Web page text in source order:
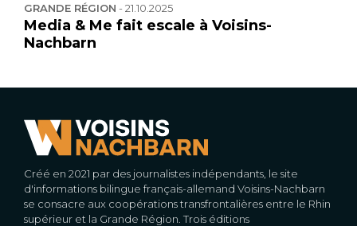
GRANDE RÉGION -21.10.2025
Media & Me fait escale à Voisins-
Nachbarn
Créé en 2021 par des journalistes indépendants, le site
d'informations bilingue français-allemand Voisins-Nachbarn
se consacre aux coopérations transfrontalières entre le Rhin
supérieur et la Grande Région. Trois éditions